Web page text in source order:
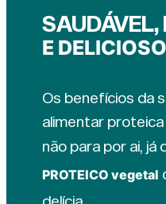
E
Os benefícios da
alimentar
não para por ai, já
PROTEICO vegetal